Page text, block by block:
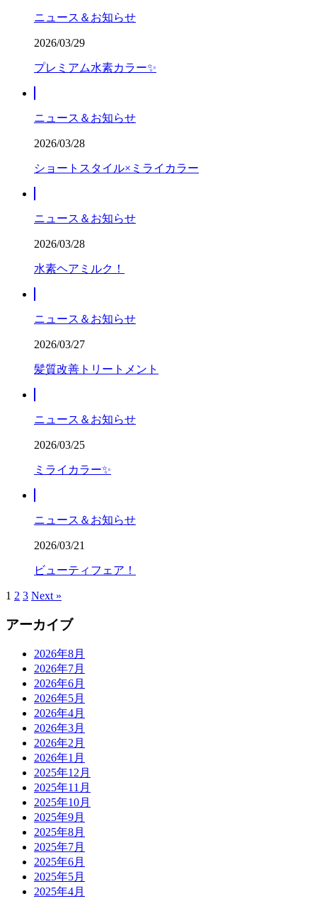
ニュース＆お知らせ
2026/03/29
プレミアム水素カラー✨
ニュース＆お知らせ
2026/03/28
ショートスタイル×ミライカラー
ニュース＆お知らせ
2026/03/28
水素ヘアミルク！
ニュース＆お知らせ
2026/03/27
髪質改善トリートメント
ニュース＆お知らせ
2026/03/25
ミライカラー✨
ニュース＆お知らせ
2026/03/21
ビューティフェア！
1 2 3 Next »
アーカイブ
2026年8月
2026年7月
2026年6月
2026年5月
2026年4月
2026年3月
2026年2月
2026年1月
2025年12月
2025年11月
2025年10月
2025年9月
2025年8月
2025年7月
2025年6月
2025年5月
2025年4月